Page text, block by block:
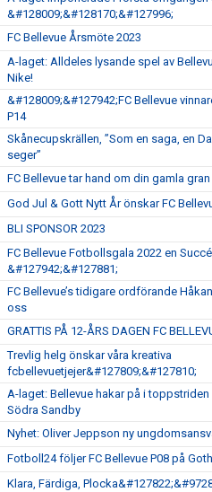
&#128009;&#128170;&#127996;
FC Bellevue Årsmöte 2023
A-laget: Alldeles lysande spel av
Nike!
&#128009;&#127942;FC Bellevue
P14
Skånecupskrällen, ”Som en saga, en
seger”
FC Bellevue tar hand om din gamla gran
God Jul & Gott Nytt År önskar FC
BLI SPONSOR 2023
FC Bellevue Fotbollsgala 2022 en Succé
&#127942;&#127881;
FC Bellevue’s tidigare ordförande
oss
GRATTIS PÅ 12-ÅRS DAGEN FC
Trevlig helg önskar våra kreativa
fcbellevuetjejer&#127809;&#127810;
A-laget: Bellevue hakar på i
Södra Sandby
Nyhet: Oliver Jeppson ny
Fotboll24 följer FC Bellevue P08 på
Klara, Färdiga,